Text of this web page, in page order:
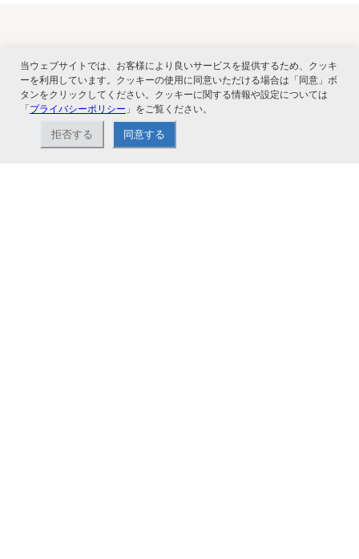
関連サービス
当ウェブサイトでは、お客様により良いサービスを提供するため、クッキ
ーを利用しています。クッキーの使用に同意いただける場合は「同意」ボ
タンをクリックしてください。クッキーに関する情報や設定については
「プライバシーポリシー 」をご覧ください。
拒否する 同意する